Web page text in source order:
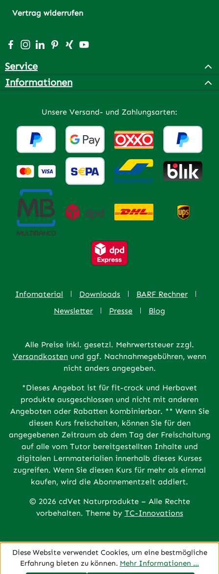
Vertrag widerrufen
Besuche uns auf Facebook – öffnet in neuem Tab
Schau auf Instagram vorbei – öffnet in neuem Tab
Vernetze dich mit uns auf LinkedIn – öffnet in
Lass dich auf Pinterest inspirieren – öffnet
Vernetze dich mit uns auf Xing – öffnet
Sieh dir unsere Videos auf YouTube
Service
Informationen
Unsere Versand- und Zahlungsarten:
Infomaterial Downloads
BARF Rechner
Newsletter
Presse Blog
Alle Preise inkl. gesetzl. Mehrwertsteuer zzgl.
Versandkosten und ggf. Nachnahmegebühren, wenn
nicht anders angegeben.
*Dieses Angebot ist für fit-crock und Herbavet
produkte ausgeschlossen und nicht mit anderen
Angeboten oder Rabatten kombinierbar. ** Wenn Sie
diesen Kurs freischalten, können Sie für den
angegebenen Zeitraum ab dem Tag der Freischaltung
auf alle vom Tutor bereitgestellten Inhalte und
digitalen Lernmaterialien innerhalb dieses Kurses
zugreifen. Wenn Sie diesen Kurs für mehr als einmal
kaufen, wird die Abonnementzeit addiert.
© 2026 cdVet Naturprodukte – Alle Rechte
vorbehalten. Theme by TC-Innovations
Diese Website verwendet Cookies, um eine bestmögliche
Erfahrung bieten zu können. Mehr Informationen ...